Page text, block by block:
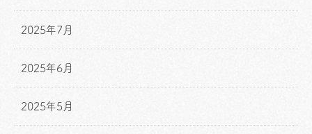
2025年7月
2025年6月
2025年5月